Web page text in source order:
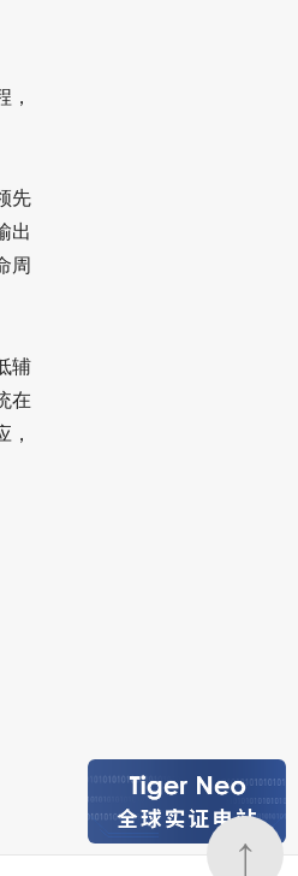
先
出
周
辅
在
↑